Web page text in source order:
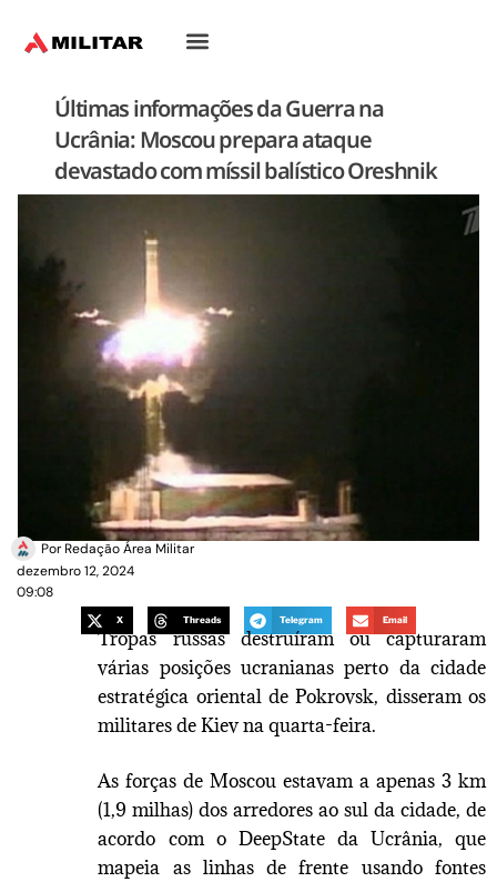
Últimas informações da Guerra na
Ucrânia: Moscou prepara ataque
devastado com míssil balístico Oreshnik
PorRedação Área Militar
dezembro 12, 2024
09:08
X Threads Telegram Email
Tropas russas destruíram ou capturaram
várias posições ucranianas perto da cidade
estratégica oriental de Pokrovsk, disseram os
militares de Kiev na quarta-feira.
As forças de Moscou estavam a apenas 3 km
(1,9 milhas) dos arredores ao sul da cidade, de
acordo com o DeepState da Ucrânia, que
mapeia as linhas de frente usando fontes